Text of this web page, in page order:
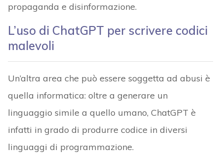
propaganda e disinformazione.
L’uso di ChatGPT per scrivere codici
malevoli
Un’altra area che può essere soggetta ad abusi è
quella informatica: oltre a generare un
linguaggio simile a quello umano, ChatGPT è
infatti in grado di produrre codice in diversi
linguaggi di programmazione.